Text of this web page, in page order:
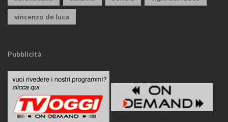
vincenzo de luca
Pubblicità